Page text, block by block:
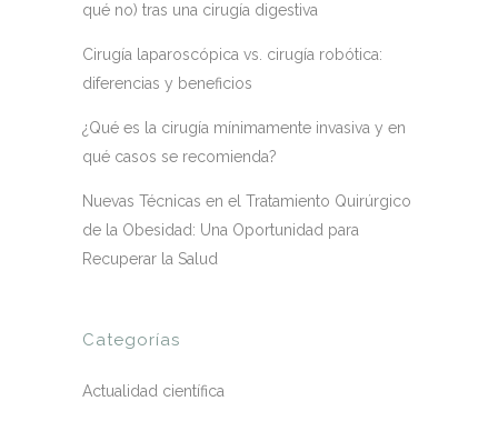
qué no) tras una cirugía digestiva
Cirugía laparoscópica vs. cirugía robótica:
diferencias y beneficios
¿Qué es la cirugía mínimamente invasiva y en
qué casos se recomienda?
Nuevas Técnicas en el Tratamiento Quirúrgico
de la Obesidad: Una Oportunidad para
Recuperar la Salud
Categorías
Actualidad científica